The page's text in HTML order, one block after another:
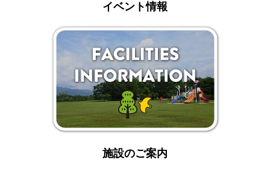
イベント情報
施設のご案内